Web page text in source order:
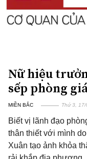
Nữ hiệu
sếp phòng
MIỀN BẮC Thứ 3,
Biết vị lãnh đạo
thân thiết với mình
Xuân tạo ảnh khỏa